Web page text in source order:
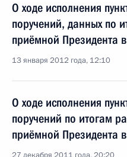
О ходе исполнения
поручений, данных по
приёмной Президента
13 января 2012 года, 12:10
О ходе исполнения
поручений по итогам
приёмной Президента